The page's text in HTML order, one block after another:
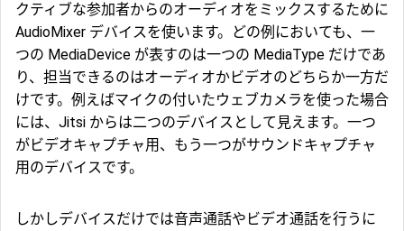
クティブな参加者からのオーディオをミックスするために
AudioMixer デバイスを使います。どの例においても、一
つの MediaDevice が表すのは一つの MediaType だけであ
り、担当できるのはオーディオかビデオのどちらか一方だ
けです。例えばマイクの付いたウェブカメラを使った場合
には、Jitsi からは二つのデバイスとして見えます。一つ
がビデオキャプチャ用、もう一つがサウンドキャプチャ
用のデバイスです。
しかしデバイスだけでは音声通話やビデオ通話を行うに